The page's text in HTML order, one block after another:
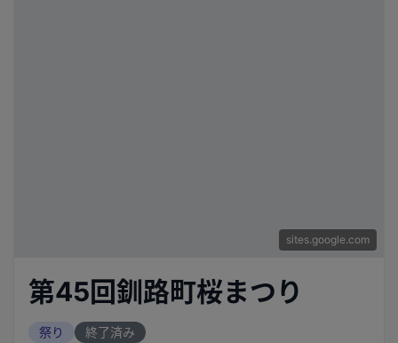
sites.google.com
第45回釧路町桜まつり
祭り 終了済み